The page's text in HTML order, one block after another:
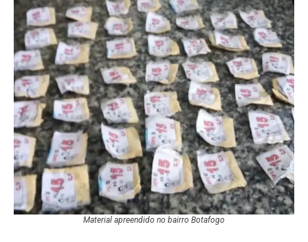
Material apreendido no bairro Botafogo